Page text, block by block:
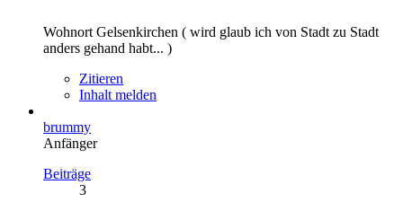
Wohnort Gelsenkirchen ( wird glaub ich von Stadt zu Stadt
anders gehand habt... )
Zitieren
Inhalt melden
brummy
Anfänger
Beiträge
3